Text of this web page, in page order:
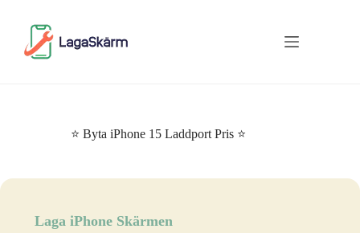
⭐ Byta iPhone 15 Laddport Pris ⭐
Laga iPhone Skärmen